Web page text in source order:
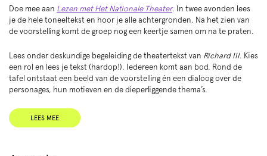
Doe mee aan Lezen met Het Nationale Theater. In twee avonden lees
je de hele toneeltekst en hoor je alle achtergronden. Na het zien van
de voorstelling komt de groep nog een keertje samen om na te praten.
Lees onder deskundige begeleiding de theatertekst van Richard III. Kies
een rol en lees je tekst (hardop!). Iedereen komt aan bod. Rond de
tafel ontstaat een beeld van de voorstelling én een dialoog over de
personages, hun motieven en de dieperliggende thema’s.
LEES MEE